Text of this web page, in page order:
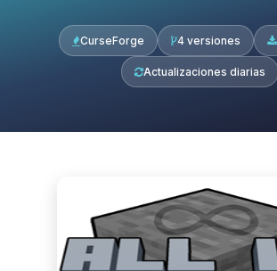
CurseForge 4 versiones
Actualizaciones diarias